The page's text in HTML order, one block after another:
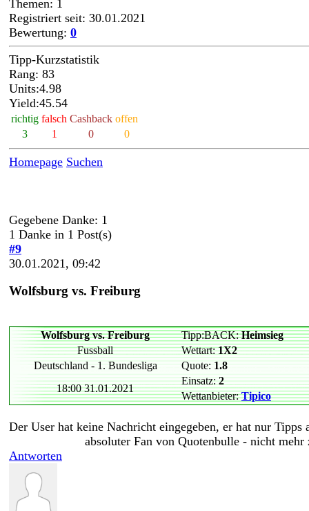
Themen: 1
Registriert seit: 30.01.2021
Bewertung: 0
Tipp-Kurzstatistik
Rang: 83
Units:4.98
Yield:45.54
richtig falsch Cashback offen
3
1 0 0
Homepage Suchen
Gegebene Danke: 1
1 Danke in 1 Post(s)
#9
30.01.2021, 09:42
Wolfsburg vs. Freiburg
Wolfsburg vs. Freiburg Tipp:BACK:Heimsieg
Fussball
Wettart:1X2
Deutschland - 1. Bundesliga
Quote: 1.8
18:00 31.01.2021
Einsatz:2
Wettanbieter:Tipico
Der User hat keine Nachricht eingegeben, er hat nur Tipps
absoluter Fan von Quotenbulle - nicht
Antworten